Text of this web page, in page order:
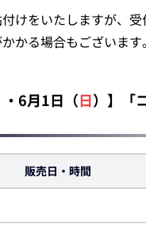
けをいたしますが、受
かる場合もございます。
・6月1日（日）】「
販売日・時間